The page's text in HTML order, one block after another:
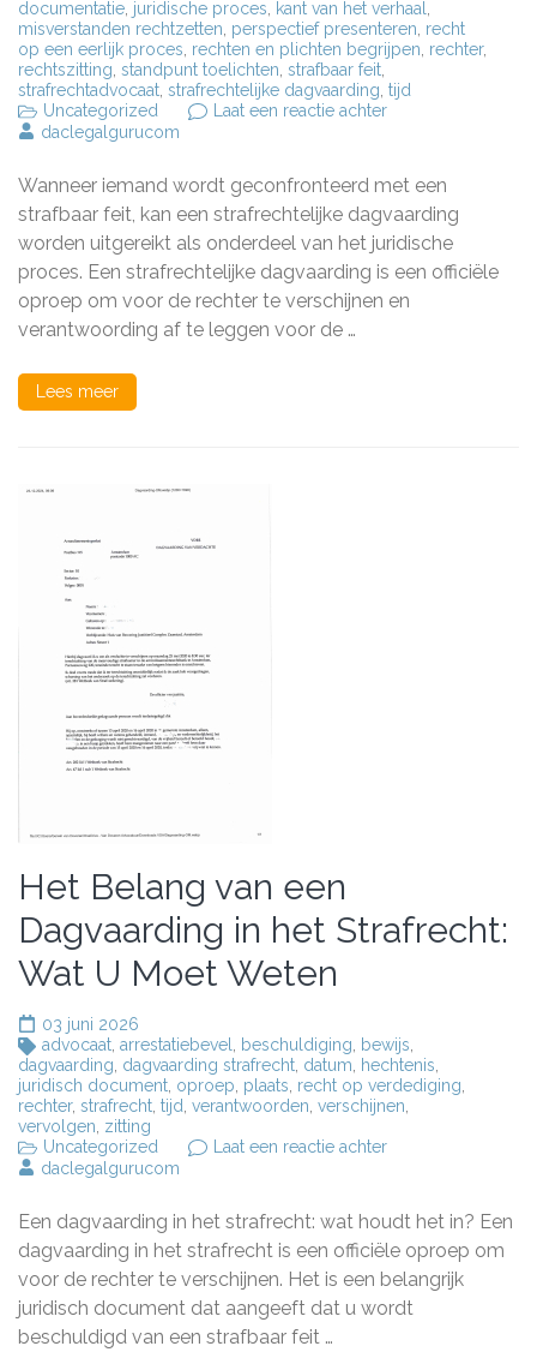
documentatie juridische proces kant van het verhaal
misverstanden rechtzetten perspectief presenteren recht
op een eerlijk proces rechten en plichten begrijpen rechter,
rechtszitting standpunt toelichten strafbaar feit
strafrechtadvocaat strafrechtelijke dagvaarding tijd
Uncategorized
Laat een reactie achterop
moet
weten
over
een
strafrechtelijke
dagvaarding
daclegalgurucom
Wanneer iemand wordt geconfronteerd met een
strafbaar feit, kan een strafrechtelijke dagvaarding
worden uitgereikt als onderdeel van het juridische
proces. Een strafrechtelijke dagvaarding is een officiële
oproep om voor de rechter te verschijnen en
verantwoording af te leggen voor de …
Lees meer
Het Belang van een
Dagvaarding in het Strafrecht:
Wat U Moet Weten
03 juni 2026
advocaat arrestatiebevel beschuldiging bewijs
dagvaarding dagvaarding strafrecht datum hechtenis
juridisch document oproep plaats recht op verdediging
rechter, strafrecht tijd verantwoorden verschijnen
vervolgen zitting
Uncategorized
Laat een reactie achterop
een
Dagvaarding
het
Strafrecht:
daclegalgurucom
Een dagvaarding in het strafrecht: wat houdt het in? Een
dagvaarding in het strafrecht is een officiële oproep om
voor de rechter te verschijnen. Het is een belangrijk
juridisch document dat aangeeft dat u wordt
beschuldigd van een strafbaar feit …